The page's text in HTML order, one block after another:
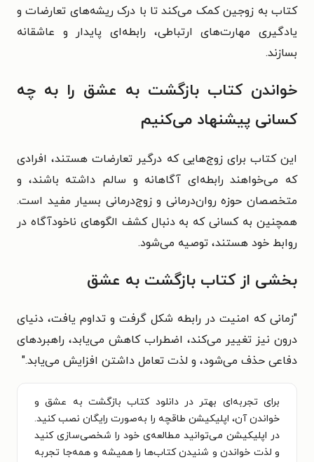
کتاب به زوجین کمک می‌کند تا با درک ریشه‌های تعارضات و
یادگیری مهارت‌های ارتباطی، رابطه‌ای پایدار و عاشقانه
بسازند.
خواندن کتاب بازگشت به عشق را به چه
کسانی پیشنهاد می‌کنیم
این کتاب برای زوج‌هایی که درگیر تعارضات هستند، افرادی
که می‌خواهند رابطه‌ای آگاهانه و سالم داشته باشند، و
متخصصان حوزه روان‌درمانی و زوج‌درمانی بسیار مفید است.
همچنین به کسانی که به دنبال کشف الگوهای ناخودآگاه در
روابط خود هستند، توصیه می‌شود.
بخشی از کتاب بازگشت به عشق
"زمانی که امنیت در رابطه شکل گرفت و تداوم یافت، دنیای
درون نیز تغییر می‌کند، اضطراب کاهش می‌یابد، راهبردهای
دفاعی حذف می‌شود، و لذت تعامل داشتن افزایش می‌یابد."
برای تجربه‌ای بهتر در دانلود کتاب بازگشت به عشق و
خواندن آن، اپلیکیشن طاقچه را به‌صورت رایگان نصب کنید.
در اپلیکیشن می‌توانید مطالعه‌ی خود را شخصی‌سازی کنید
و لذت خواندن و شنیدن کتاب‌ها را همیشه و همه‌جا تجربه